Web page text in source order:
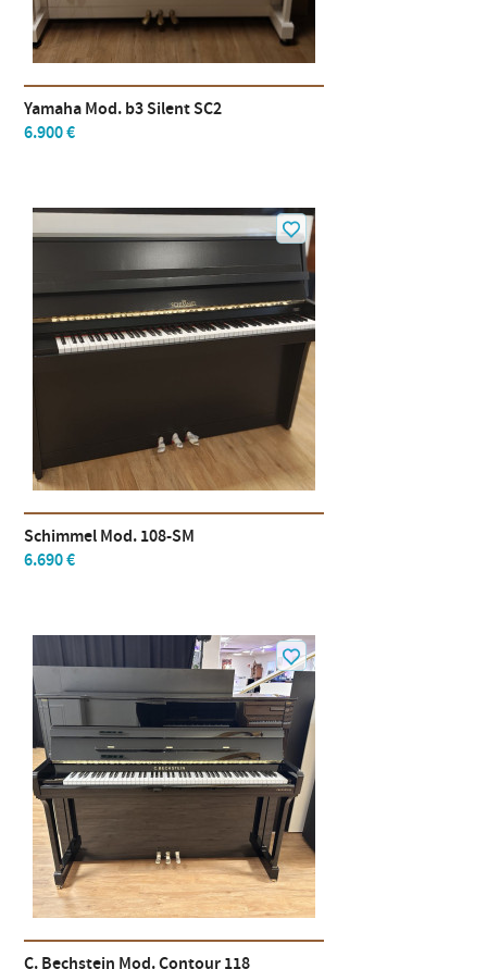
Yamaha Mod. b3 Silent SC2
6.900 €
Schimmel Mod. 108-SM
6.690 €
C. Bechstein Mod. Contour 118